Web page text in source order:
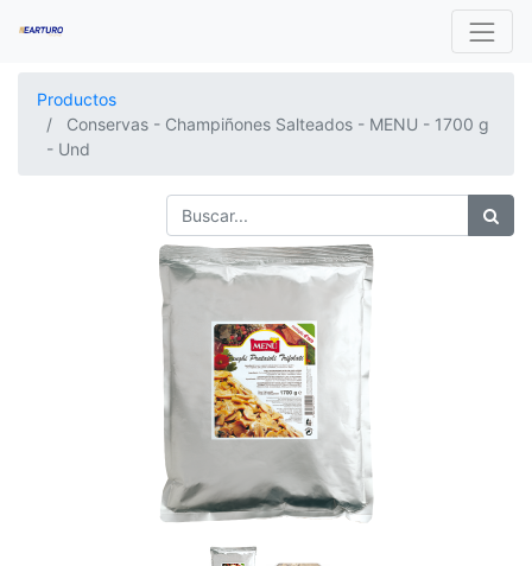
Productos
Conservas - Champiñones Salteados - MENU - 1700 g
- Und